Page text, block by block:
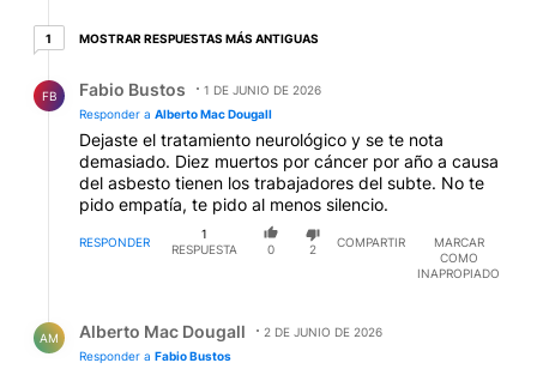
11 respuesta más antiguas
MOSTRAR RESPUESTAS MÁS ANTIGUAS
FB Fabio Bustos
1 DE JUNIO DE 2026
Responder a Alberto Mac Dougall
Dejaste el tratamiento neurológico y se te nota
demasiado. Diez muertos por cáncer por año a causa
del asbesto tienen los trabajadores del subte. No te
pido empatía, te pido al menos silencio.
RESPONDER
1
RESPUESTA
0 2
COMPARTIR
MARCAR
COMO
INAPROPIADO
AM Alberto Mac Dougall
2 DE JUNIO DE 2026
Responder a Fabio Bustos